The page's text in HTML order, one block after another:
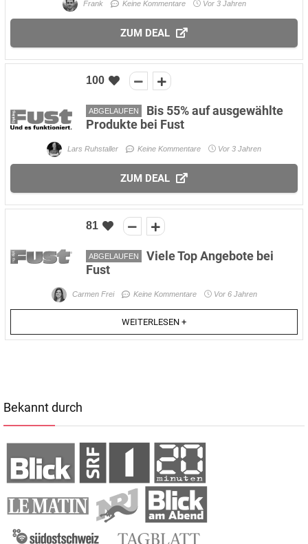
Frank Keine Kommentare Vor 3 Jahren
ZUM DEAL
100
ABGELAUFEN
Bis 55% auf ausgewählte
Produkte bei Fust
Lars Ruhstaller Keine Kommentare Vor 3 Jahren
ZUM DEAL
81
ABGELAUFEN
Viele Top Angebote bei
Fust
Carmen Frei Keine Kommentare Vor 6 Jahren
WEITERLESEN +
Bekannt durch